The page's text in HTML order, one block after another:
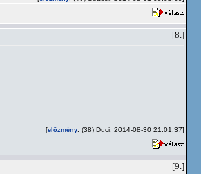
[8.]
[előzmény: (38) Duci, 2014-08-30 21:01:37]
[9.]